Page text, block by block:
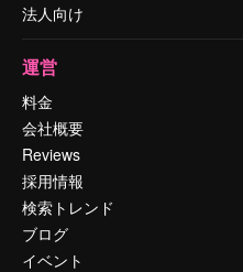
法人向け
運営
料金
会社概要
Reviews
採用情報
検索トレンド
ブログ
イベント